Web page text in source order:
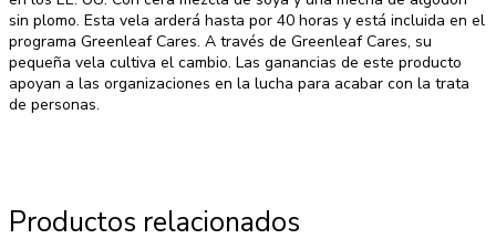
sin plomo. Esta vela arderá hasta por 40 horas y está incluida en el
programa Greenleaf Cares. A través de Greenleaf Cares, su
pequeña vela cultiva el cambio. Las ganancias de este producto
apoyan a las organizaciones en la lucha para acabar con la trata
de personas.
Productos relacionados